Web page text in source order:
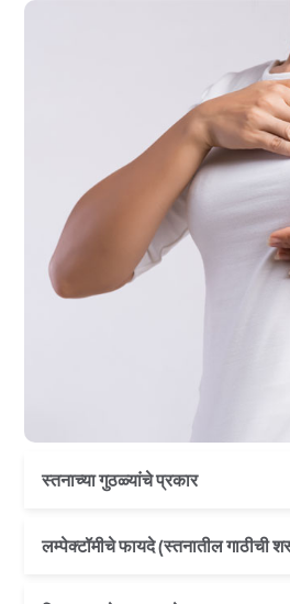
स्तनाच्या गुठळ्यांचे प्रकार
फायब्रोएडेनोमा
स्तन पिशव्या
लम्पेक्टॉमीचे फायदे (स्तनातील गाठीची